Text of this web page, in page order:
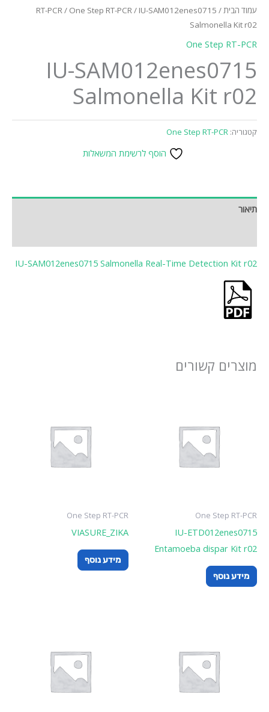
עמוד הבית/
RT-PCR/ One Step RT-PCR/ IU-SAM012enes0715
Salmonella Kit r02
One Step RT-PCR
IU-SAM012enes0715
Salmonella Kit r02
קטגוריה: One Step RT-PCR
הוסף לרשימת המשאלות
תיאור
IU-SAM012enes0715 Salmonella Real-Time Detection Kit r02
מוצרים קשורים
One Step RT-PCR
IU-ETD012enes0715
Entamoeba dispar Kit r02
מידע נוסף
One Step RT-PCR
VIASURE_ZIKA
מידע נוסף